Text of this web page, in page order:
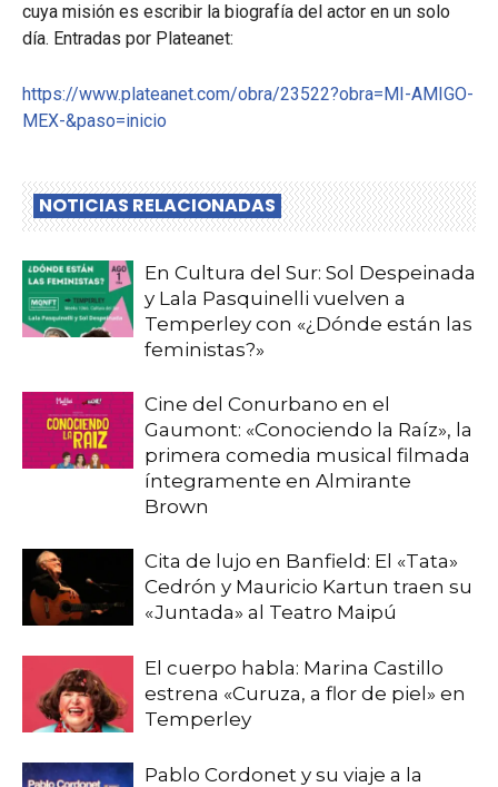
cuya misión es escribir la biografía del actor en un solo
día. Entradas por Plateanet:
https://www.plateanet.com/obra/23522?obra=MI-AMIGO-
MEX-&paso=inicio
NOTICIAS RELACIONADAS
En Cultura del Sur: Sol Despeinada
y Lala Pasquinelli vuelven a
Temperley con «¿Dónde están las
feministas?»
Cine del Conurbano en el
Gaumont: «Conociendo la Raíz», la
primera comedia musical filmada
íntegramente en Almirante
Brown
Cita de lujo en Banfield: El «Tata»
Cedrón y Mauricio Kartun traen su
«Juntada» al Teatro Maipú
El cuerpo habla: Marina Castillo
estrena «Curuza, a flor de piel» en
Temperley
Pablo Cordonet y su viaje a la